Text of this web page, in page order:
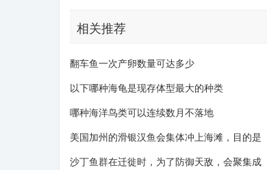
相关推荐
翻车鱼一次产卵数量可达多少
以下哪种海龟是现存体型最大的种类
哪种海洋鸟类可以连续数月不落地
美国加州的滑银汉鱼会集体冲上海滩，目的是
沙丁鱼群在迁徙时，为了防御天敌，会聚集成